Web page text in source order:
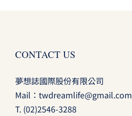
CONTACT US
夢想誌國際股份有限公司
Mail： twdreamlife@gmail.com
T. (02)2546-3288